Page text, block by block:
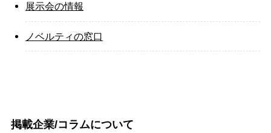
展示会の情報
ノベルティの窓口
掲載企業/コラムについて